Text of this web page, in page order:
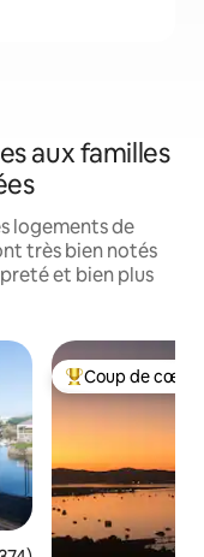
aux familles
logements de
très bien notés
et bien plus
Coups de cœur
Coup de cœur